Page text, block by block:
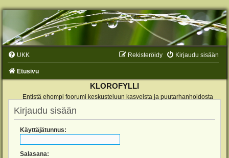
UKK Kirjaudu sisään
Rekisteröidy
Etusivu
KLOROFYLLI
Entistä ehompi foorumi keskusteluun kasveista ja puutarhanhoidosta
Kirjaudu sisään
Käyttäjätunnus:
Salasana: